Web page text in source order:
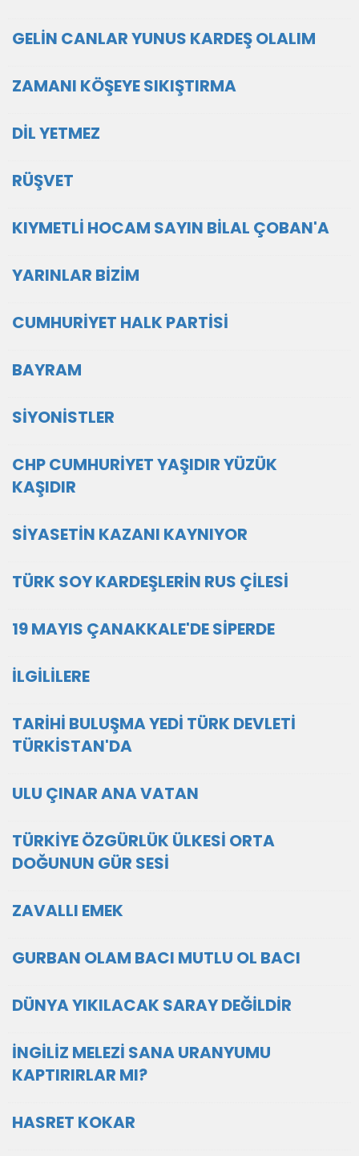
GELİN CANLAR YUNUS KARDEŞ OLALIM
ZAMANI KÖŞEYE SIKIŞTIRMA
DİL YETMEZ
RÜŞVET
KIYMETLİ HOCAM SAYIN BİLAL ÇOBAN'A
YARINLAR BİZİM
CUMHURİYET HALK PARTİSİ
BAYRAM
SİYONİSTLER
CHP CUMHURİYET YAŞIDIR YÜZÜK
KAŞIDIR
SİYASETİN KAZANI KAYNIYOR
TÜRK SOY KARDEŞLERİN RUS ÇİLESİ
19 MAYIS ÇANAKKALE'DE SİPERDE
İLGİLİLERE
TARİHİ BULUŞMA YEDİ TÜRK DEVLETİ
TÜRKİSTAN'DA
ULU ÇINAR ANA VATAN
TÜRKİYE ÖZGÜRLÜK ÜLKESİ ORTA
DOĞUNUN GÜR SESİ
ZAVALLI EMEK
GURBAN OLAM BACI MUTLU OL BACI
DÜNYA YIKILACAK SARAY DEĞİLDİR
İNGİLİZ MELEZİ SANA URANYUMU
KAPTIRIRLAR MI?
HASRET KOKAR